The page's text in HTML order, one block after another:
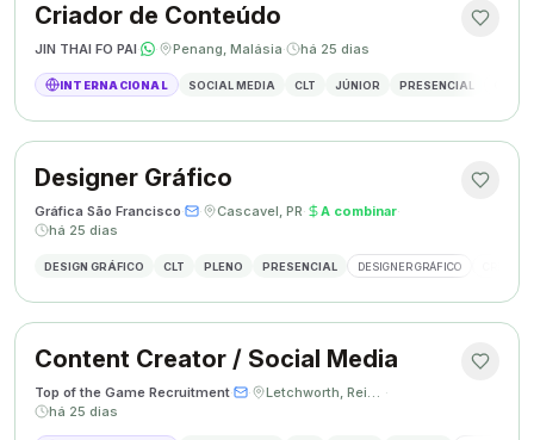
Criador de Conteúdo
JIN THAI FO PAI· · Penang, Malásia· há 25 dias
INTERNACIONAL SOCIAL MEDIA CLT JÚNIOR PRESENCIAL
Designer Gráfico
Gráfica São Francisco· · Cascavel, PR· A combinar·
há 25 dias
DESIGN GRÁFICO CLT PLENO PRESENCIAL DESIGNER GRÁFICO
Content Creator / Social Media
Top of the Game Recruitment· · Letchworth, Reino Unido ·
há 25 dias